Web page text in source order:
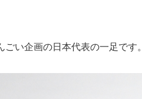
ごい企画の日本代表の一足です。